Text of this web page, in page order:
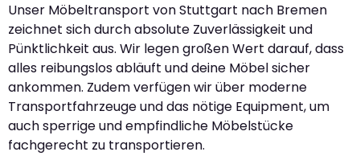
Unser Möbeltransport von Stuttgart nach Bremen
zeichnet sich durch absolute Zuverlässigkeit und
Pünktlichkeit aus. Wir legen großen Wert darauf, dass
alles reibungslos abläuft und deine Möbel sicher
ankommen. Zudem verfügen wir über moderne
Transportfahrzeuge und das nötige Equipment, um
auch sperrige und empfindliche Möbelstücke
fachgerecht zu transportieren.